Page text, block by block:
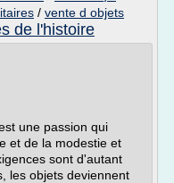
/ vente d objets
de l'histoire
une passion qui
et de la modestie et
sont d'autant
les objets deviennent